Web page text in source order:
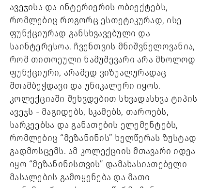
ავეჯისა და ინტერიერის ობიექტებს,
რომლებიც როგორც ესთეტიკურად, ისე
ფუნქციურად განსხვავებული და
საინტერესოა. ჩვენთვის მნიშვნელოვანია,
რომ თითოეული ნამუშევარი არა მხოლოდ
ფუნქციური, არამედ ვიზუალურადაც
შთამბეჭდავი და უნიკალური იყოს.
კოლექციაში შეხვდებით სხვადასხვა ტიპის
ავეჯს - მაგიდებს, სკამებს, თაროებს,
სარკეებსა და განათების ელემენტებს,
რომლებიც “მეზანინის” ხელწერას ზუსტად
გადმოსცემს. ამ კოლექციის მთავარი იდეა
იყო “მეზანინისთვის” დამახასიათებელი
მასალების გამოყენება და მათი